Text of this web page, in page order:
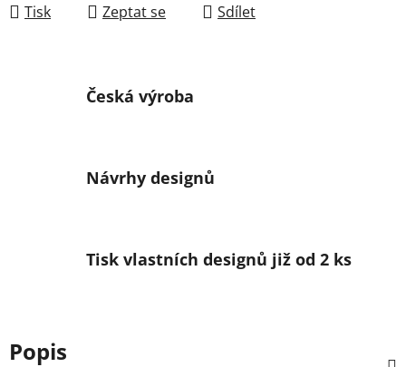
Tisk Zeptat se Sdílet
Česká výroba
Návrhy designů
Tisk vlastních designů již od 2 ks
Popis